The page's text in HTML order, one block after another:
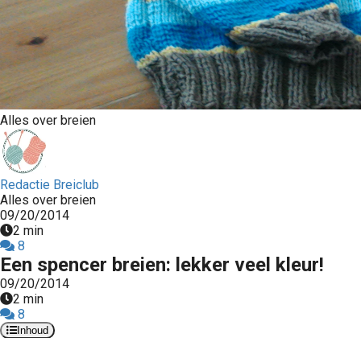
Alles over breien
Redactie Breiclub
Alles over breien
09/20/2014
2 min
8
Een spencer breien: lekker veel kleur!
09/20/2014
2 min
8
Inhoud